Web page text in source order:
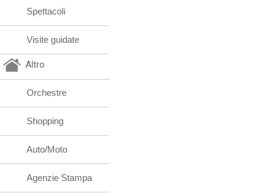
Spettacoli
Visite guidate
Altro
Orchestre
Shopping
Auto/Moto
Agenzie Stampa